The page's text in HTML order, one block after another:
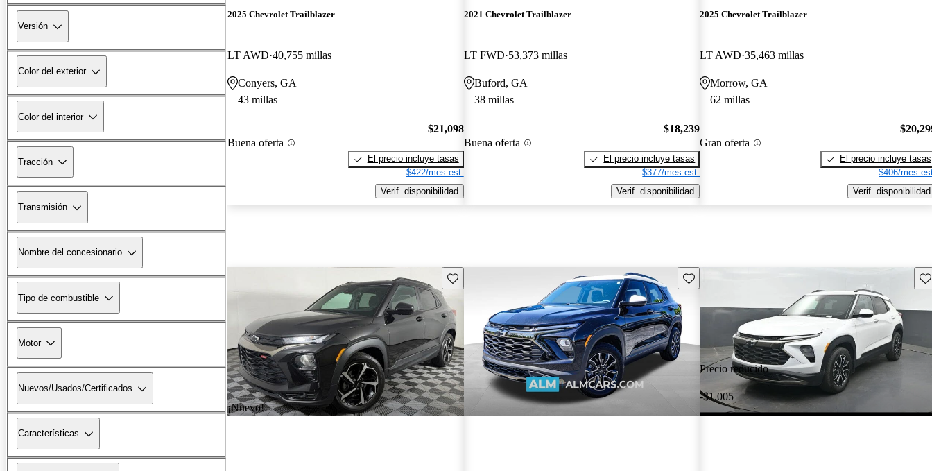
Versión
Color del exterior
Color del interior
Tracción
Transmisión
Nombre del concesionario
Tipo de combustible
Motor
Nuevos/Usados/Certificados
Características
2025 Chevrolet Trailblazer
LT AWD 40,755 millas
Conyers, GA
43 millas
Buena oferta
$21,098
El precio incluye tasas
$422/mes est.
Verif. disponibilidad
2021 Chevrolet Trailblazer
LT FWD 53,373 millas
Buford, GA
38 millas
Buena oferta
$18,239
El precio incluye tasas
$377/mes est.
Verif. disponibilidad
2025 Chevrolet Trailblazer
LT AWD 35,463 millas
Morrow, GA
62 millas
Gran oferta
El precio incluye tasas
$406/mes
Verif. disponibilidad
¡Nuevo!
Guarda este Aviso Guarda este Aviso
Precio reducido
-$1,005